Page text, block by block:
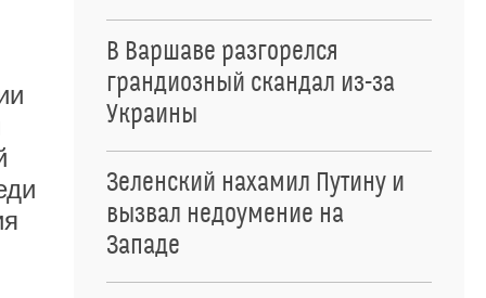
В Варшаве разгорелся
грандиозный скандал из-за
Украины
Зеленский нахамил Путину и
вызвал недоумение на
Западе